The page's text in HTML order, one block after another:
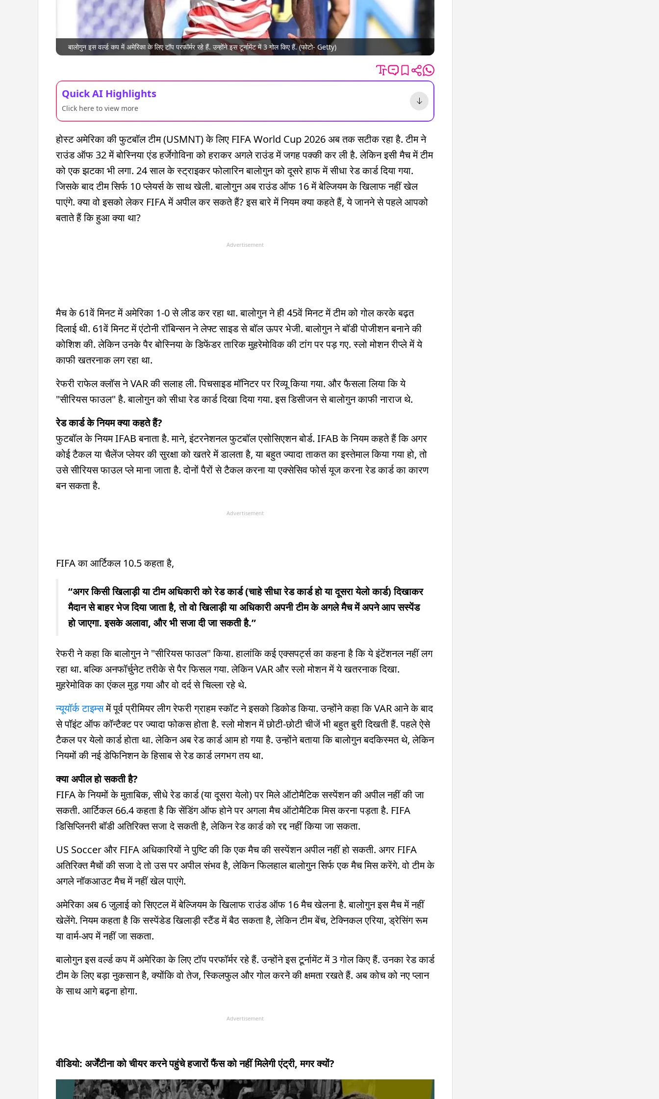
बालोगुन इस वर्ल्ड कप में अमेरिका के लिए टॉप परफॉर्मर रहे हैं. उन्होंने इस टूर्नामेंट में 3 गोल किए हैं. (फोटो- Getty)
Quick AI Highlights
Click here to view more
होस्ट अमेरिका की फुटबॉल टीम (USMNT) के लिए FIFA World Cup 2026 अब तक सटीक रहा है. टीम ने
राउंड ऑफ 32 में बोस्निया एंड हर्जेगोविना को हराकर अगले राउंड में जगह पक्की कर ली है. लेकिन इसी मैच में टीम
को एक झटका भी लगा. 24 साल के स्ट्राइकर फोलारिन बालोगुन को दूसरे हाफ में सीधा रेड कार्ड दिया गया.
जिसके बाद टीम सिर्फ 10 प्लेयर्स के साथ खेली. बालोगुन अब राउंड ऑफ 16 में बेल्जियम के खिलाफ नहीं खेल
पाएंगे. क्या वो इसको लेकर FIFA में अपील कर सकते हैं? इस बारे में नियम क्या कहते हैं, ये जानने से पहले आपको
बताते हैं कि हुआ क्या था?
Advertisement
मैच के 61वें मिनट में अमेरिका 1-0 से लीड कर रहा था. बालोगुन ने ही 45वें मिनट में टीम को गोल करके बढ़त
दिलाई थी. 61वें मिनट में एंटोनी रॉबिन्सन ने लेफ्ट साइड से बॉल ऊपर भेजी. बालोगुन ने बॉडी पोजीशन बनाने की
कोशिश की. लेकिन उनके पैर बोस्निया के डिफेंडर तारिक मुहरेमोविक की टांग पर पड़ गए. स्लो मोशन रीप्ले में ये
काफी खतरनाक लग रहा था.
रेफरी राफेल क्लॉस ने VAR की सलाह ली. पिचसाइड मॉनिटर पर रिव्यू किया गया. और फैसला लिया कि ये
"सीरियस फाउल" है. बालोगुन को सीधा रेड कार्ड दिखा दिया गया. इस डिसीजन से बालोगुन काफी नाराज थे.
रेड कार्ड के नियम क्या कहते हैं?
फुटबॉल के नियम IFAB बनाता है. माने, इंटरनेशनल फुटबॉल एसोसिएशन बोर्ड. IFAB के नियम कहते हैं कि अगर
कोई टैकल या चैलेंज प्लेयर की सुरक्षा को खतरे में डालता है, या बहुत ज्यादा ताकत का इस्तेमाल किया गया हो, तो
उसे सीरियस फाउल प्ले माना जाता है. दोनों पैरों से टैकल करना या एक्सेसिव फोर्स यूज करना रेड कार्ड का कारण
बन सकता है.
Advertisement
FIFA का आर्टिकल 10.5 कहता है,
“अगर किसी खिलाड़ी या टीम अधिकारी को रेड कार्ड (चाहे सीधा रेड कार्ड हो या दूसरा येलो कार्ड) दिखाकर
मैदान से बाहर भेज दिया जाता है, तो वो खिलाड़ी या अधिकारी अपनी टीम के अगले मैच में अपने आप सस्पेंड
हो जाएगा. इसके अलावा, और भी सजा दी जा सकती है.”
रेफरी ने कहा कि बालोगुन ने "सीरियस फाउल" किया. हालांकि कई एक्सपर्ट्स का कहना है कि ये इंटेंशनल नहीं लग
रहा था. बल्कि अनफॉर्चुनेट तरीके से पैर फिसल गया. लेकिन VAR और स्लो मोशन में ये खतरनाक दिखा.
मुहरेमोविक का एंकल मुड़ गया और वो दर्द से चिल्ला रहे थे.
न्यूयॉर्क टाइम्समें पूर्व प्रीमियर लीग रेफरी ग्राहम स्कॉट ने इसको डिकोड किया. उन्होंने कहा कि VAR आने के बाद
से पॉइंट ऑफ कॉन्टैक्ट पर ज्यादा फोकस होता है. स्लो मोशन में छोटी-छोटी चीजें भी बहुत बुरी दिखती हैं. पहले ऐसे
टैकल पर येलो कार्ड होता था. लेकिन अब रेड कार्ड आम हो गया है. उन्होंने बताया कि बालोगुन बदकिस्मत थे, लेकिन
नियमों की नई डेफिनिशन के हिसाब से रेड कार्ड लगभग तय था.
क्या अपील हो सकती है?
FIFA के नियमों के मुताबिक, सीधे रेड कार्ड (या दूसरा येलो) पर मिले ऑटोमैटिक सस्पेंशन की अपील नहीं की जा
सकती. आर्टिकल 66.4 कहता है कि सेंडिंग ऑफ होने पर अगला मैच ऑटोमैटिक मिस करना पड़ता है. FIFA
डिसिप्लिनरी बॉडी अतिरिक्त सजा दे सकती है, लेकिन रेड कार्ड को रद्द नहीं किया जा सकता.
US Soccer और FIFA अधिकारियों ने पुष्टि की कि एक मैच की सस्पेंशन अपील नहीं हो सकती. अगर FIFA
अतिरिक्त मैचों की सजा दे तो उस पर अपील संभव है, लेकिन फिलहाल बालोगुन सिर्फ एक मैच मिस करेंगे. वो टीम के
अगले नॉकआउट मैच में नहीं खेल पाएंगे.
अमेरिका अब 6 जुलाई को सिएटल में बेल्जियम के खिलाफ राउंड ऑफ 16 मैच खेलना है. बालोगुन इस मैच में नहीं
खेलेंगे. नियम कहता है कि सस्पेंडेड खिलाड़ी स्टैंड में बैठ सकता है, लेकिन टीम बेंच, टेक्निकल एरिया, ड्रेसिंग रूम
या वार्म-अप में नहीं जा सकता.
बालोगुन इस वर्ल्ड कप में अमेरिका के लिए टॉप परफॉर्मर रहे हैं. उन्होंने इस टूर्नामेंट में 3 गोल किए हैं. उनका रेड कार्ड
टीम के लिए बड़ा नुकसान है, क्योंकि वो तेज, स्किलफुल और गोल करने की क्षमता रखते हैं. अब कोच को नए प्लान
के साथ आगे बढ़ना होगा.
Advertisement
वीडियो: अर्जेंटीना को चीयर करने पहुंचे हजारों फैंस को नहीं मिलेगी एंट्री, मगर क्यों?